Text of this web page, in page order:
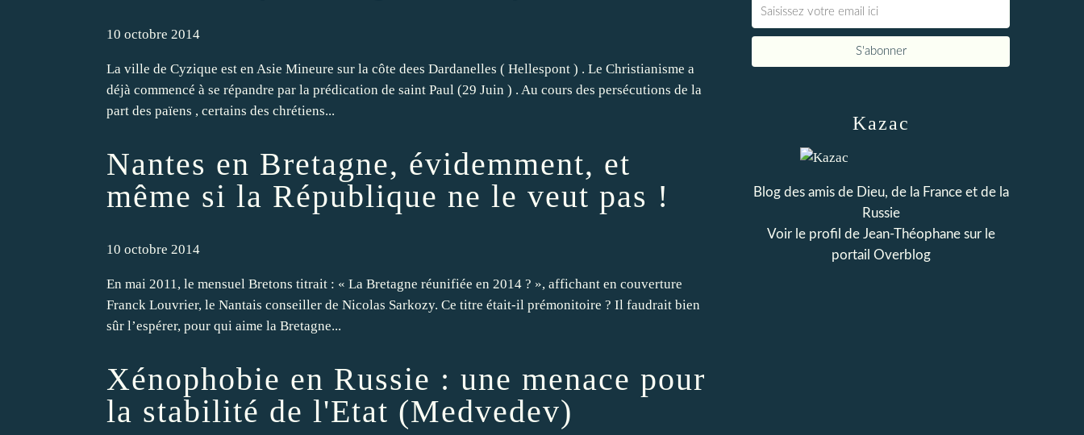
10 octobre 2014
La ville de Cyzique est en Asie Mineure sur la côte dees Dardanelles ( Hellespont ) . Le Christianisme a
déjà commencé à se répandre par la prédication de saint Paul (29 Juin ) . Au cours des persécutions de la
part des païens , certains des chrétiens...
Nantes en Bretagne, évidemment, et
même si la République ne le veut pas !
10 octobre 2014
En mai 2011, le mensuel Bretons titrait : « La Bretagne réunifiée en 2014 ? », affichant en couverture
Franck Louvrier, le Nantais conseiller de Nicolas Sarkozy. Ce titre était-il prémonitoire ? Il faudrait bien
sûr l’espérer, pour qui aime la Bretagne...
Xénophobie en Russie : une menace pour
la stabilité de l'Etat (Medvedev)
Kazac
Blog des amis de Dieu, de la France et de la
Russie
Voir le profil de Jean-Théophanesur le
portail Overblog